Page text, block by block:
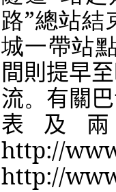
路”總站結
城一帶站
間則提早
流。 有關
表及
http://
http://